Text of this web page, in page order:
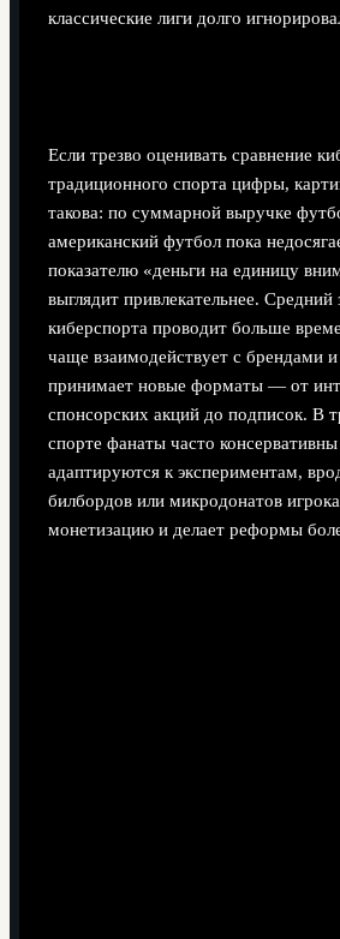
классические лиги долго
Если трезво оценивать сравнение
традиционного спорта цифры,
такова: по суммарной выручке
американский футбол пока
показателю «деньги на единицу
выглядит привлекательнее. Средний
киберспорта проводит больше
чаще взаимодействует с брендами и
принимает новые форматы — от
спонсорских акций до подписок. В
спорте фанаты часто
адаптируются к экспериментам,
билбордов или микродонатов
монетизацию и делает реформы